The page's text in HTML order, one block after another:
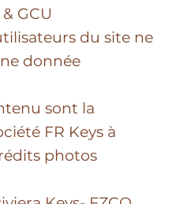
GCU
du site ne
donnée
sont la